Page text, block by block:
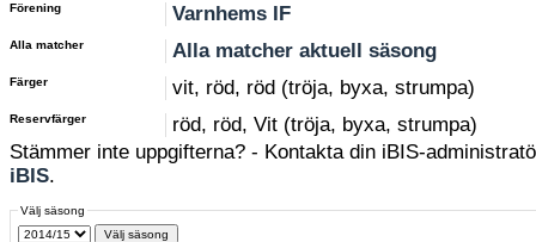
Förening Varnhems IF
Alla matcher Alla matcher aktuell säsong
Färger vit, röd, röd (tröja, byxa, strumpa)
Reservfärger
röd, röd, Vit (tröja, byxa, strumpa)
Stämmer inte uppgifterna? - Kontakta din iBIS-
iBIS.
Välj säsong